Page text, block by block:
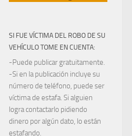
SI FUE VÍCTIMA DEL ROBO DE SU
VEHÍCULO TOME EN CUENTA:
-Puede publicar gratuitamente.
-Si en la publicación incluye su
número de teléfono, puede ser
víctima de estafa. Si alguien
logra contactarlo pidiendo
dinero por algún dato, lo están
estafando.